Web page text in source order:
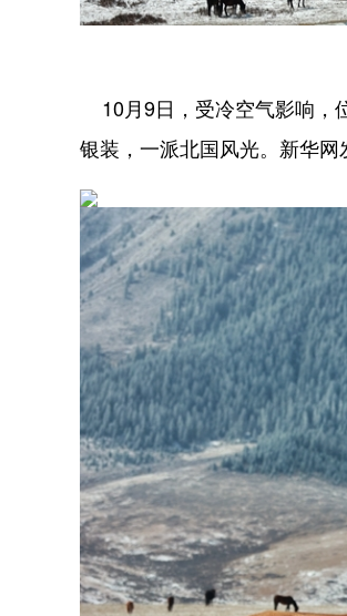
10月9日，受冷空气影响，
银装，一派北国风光。新华网